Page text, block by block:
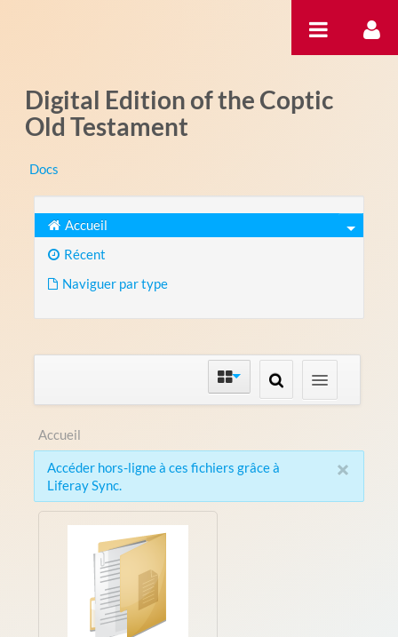
Digital Edition of the Coptic
Old Testament
Docs
Accueil
Récent
Naviguer par type
Accueil
×
Accéder hors-ligne à ces fichiers grâce à
Liferay Sync.